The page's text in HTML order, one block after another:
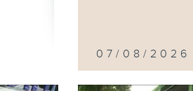
07/08/2026